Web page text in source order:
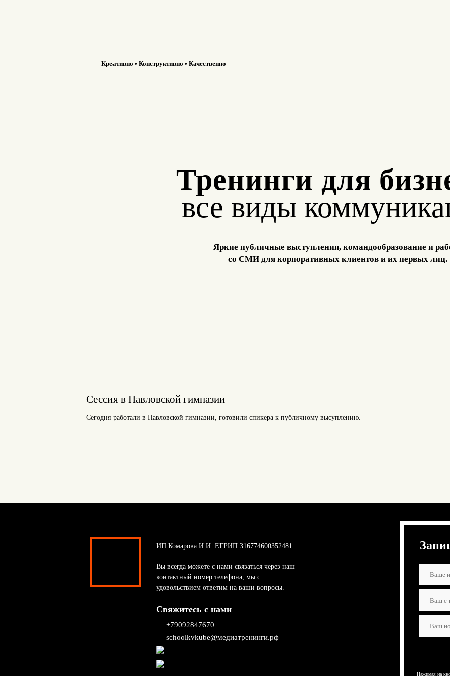
Креативно • Конструктивно • Качественно
Тренинги для
все виды
Яркие публичные выступления, командообразование и
со СМИ для корпоративных клиентов и их первых лиц.
Сессия в Павловской гимназии
Сегодня работали в Павловской гимназии, готовили спикера к публичному высуплению.
ИП Комарова И.И. ЕГРИП 316774600352481
Вы всегда можете с нами связаться через наш
контактный номер телефона, мы с
удовольствием ответим на ваши вопросы.
Свяжитесь с нами
+79092847670
schoolkvkube@медиатренинги.рф
Нажимая на